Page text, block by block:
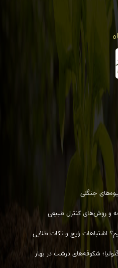
جنگلی
اشتباهات رایج و نکات طلایی
شکوفه‌های درشت در بهار